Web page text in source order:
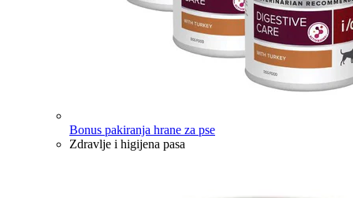
Bonus pakiranja hrane za pse
Zdravlje i higijena pasa